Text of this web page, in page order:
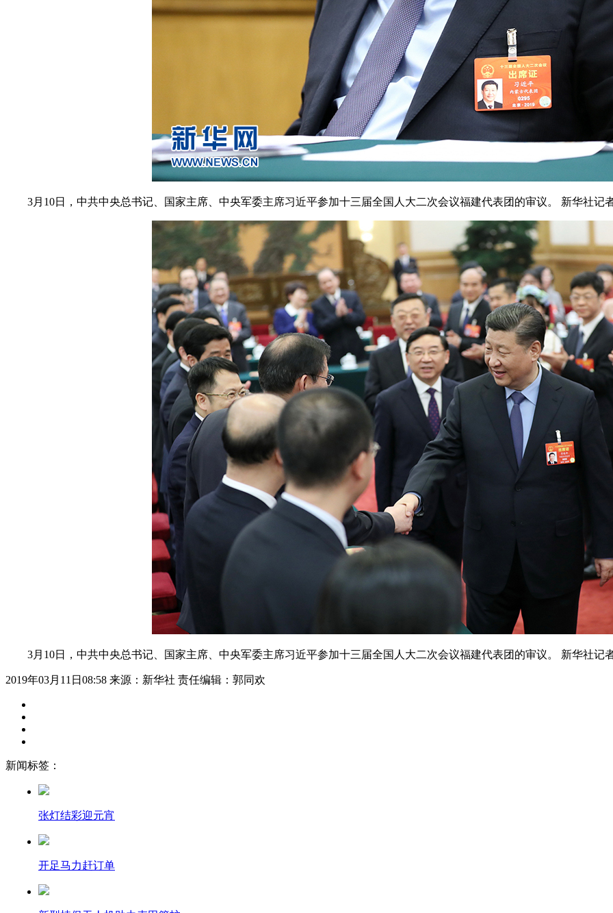
3月10日，中共中央总书记、国家主席、中央军委主席习近平参加十三届全国人大二次会议福建代表团的审议。 新华社记
3月10日，中共中央总书记、国家主席、中央军委主席习近平参加十三届全国人大二次会议福建代表团的审议。 新华社记
2019年03月11日08:58 来源：新华社 责任编辑：郭同欢
新闻标签：